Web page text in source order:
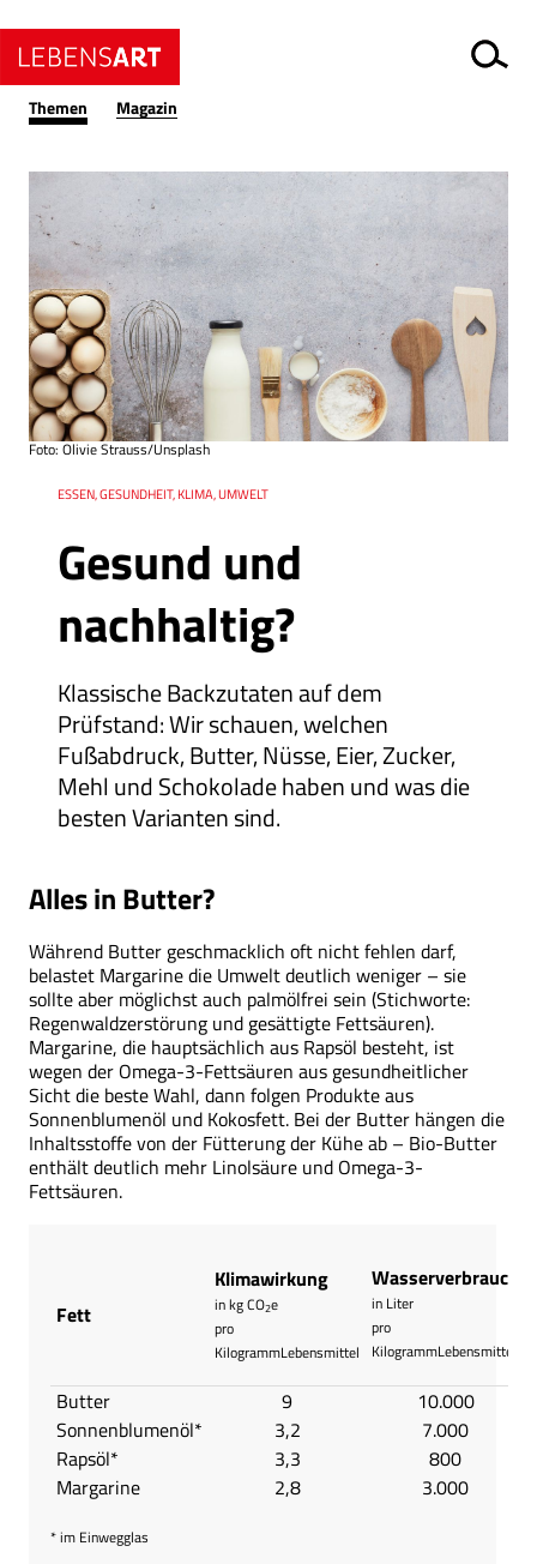
Themen Magazin
Gesund und
nachhaltig?
Klassische Backzutaten auf dem
Prüfstand: Wir schauen, welchen
Fußabdruck, Butter, Nüsse, Eier, Zucker,
Mehl und Schokolade haben und was die
besten Varianten sind.
RessortESSEN, GESUNDHEIT, KLIMA, UMWELT
Foto: Olivie Strauss/Unsplash
Alles in Butter?
Während Butter geschmacklich oft nicht fehlen darf,
belastet Margarine die Umwelt deutlich weniger – sie
sollte aber möglichst auch palmölfrei sein (Stichworte:
Regenwaldzerstörung und gesättigte Fettsäuren).
Margarine, die hauptsächlich aus Rapsöl besteht, ist
wegen der Omega-3-Fettsäuren aus gesundheitlicher
Sicht die beste Wahl, dann folgen Produkte aus
Sonnenblumenöl und Kokosfett. Bei der Butter hängen die
Inhaltsstoffe von der Fütterung der Kühe ab – Bio-Butter
enthält deutlich mehr Linolsäure und Omega-3-
Fettsäuren.
Fett
Klimawirkung
in kg CO2e
pro
KilogrammLebensmittel
Wasserverbrauch
in Liter
pro
KilogrammLebensmittel
Butter 9
10.000
Sonnenblumenöl*
3,2
7.000
Rapsöl*
3,3
800
Margarine
2,8 3.000
* im Einwegglas